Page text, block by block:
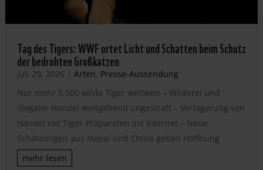
Tag des Tigers: WWF ortet Licht und Schatten beim Schutz
der bedrohten Großkatzen
Juli 29, 2026 | Arten, Presse-Aussendung
Nur mehr 5.500 wilde Tiger weltweit – Wilderei und
illegaler Handel weitgehend ungestraft – Verlagerung von
Handel mit Tiger-Präparaten ins Internet – Neue
Schätzungen aus Nepal und China geben Hoffnung
mehr lesen